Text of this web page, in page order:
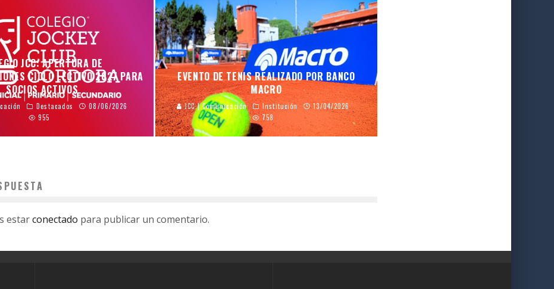
JCC: APERTURA DE
CICLO LECTIVO 2027 PARA
SOCIOS ACTIVOS
Destacados
08/06/2026
955
EVENTO DE TENIS REALIZADO POR BANCO
MACRO
JCC | Comunicación Institución
13/04/2026
758
estarconectado para publicar un comentario.